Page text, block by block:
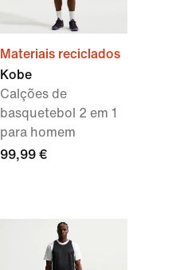
Materiais reciclados
Kobe
Calções de
basquetebol 2 em 1
para homem
99,99 €